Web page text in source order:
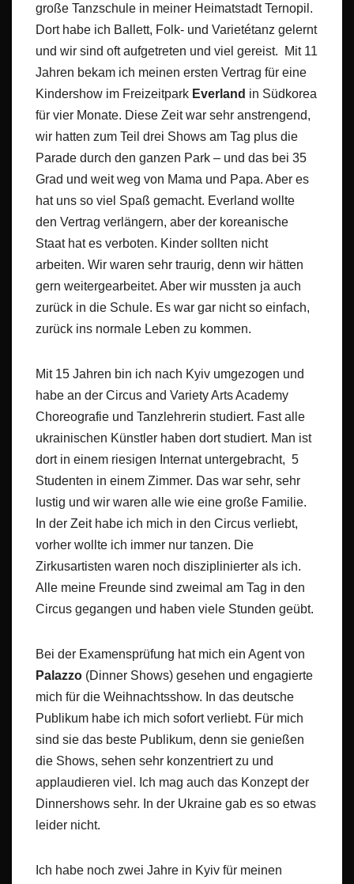
große Tanzschule in meiner Heimatstadt Ternopil.
Dort habe ich Ballett, Folk- und Varietétanz gelernt
und wir sind oft aufgetreten und viel gereist. Mit 11
Jahren bekam ich meinen ersten Vertrag für eine
Kindershow im Freizeitpark Everland in Südkorea
für vier Monate. Diese Zeit war sehr anstrengend,
wir hatten zum Teil drei Shows am Tag plus die
Parade durch den ganzen Park – und das bei 35
Grad und weit weg von Mama und Papa. Aber es
hat uns so viel Spaß gemacht. Everland wollte
den Vertrag verlängern, aber der koreanische
Staat hat es verboten. Kinder sollten nicht
arbeiten. Wir waren sehr traurig, denn wir hätten
gern weitergearbeitet. Aber wir mussten ja auch
zurück in die Schule. Es war gar nicht so einfach,
zurück ins normale Leben zu kommen.
Mit 15 Jahren bin ich nach Kyiv umgezogen und
habe an der Circus and Variety Arts Academy
Choreografie und Tanzlehrerin studiert. Fast alle
ukrainischen Künstler haben dort studiert. Man ist
dort in einem riesigen Internat untergebracht, 5
Studenten in einem Zimmer. Das war sehr, sehr
lustig und wir waren alle wie eine große Familie.
In der Zeit habe ich mich in den Circus verliebt,
vorher wollte ich immer nur tanzen. Die
Zirkusartisten waren noch disziplinierter als ich.
Alle meine Freunde sind zweimal am Tag in den
Circus gegangen und haben viele Stunden geübt.
Bei der Examensprüfung hat mich ein Agent von
Palazzo (Dinner Shows) gesehen und engagierte
mich für die Weihnachtsshow. In das deutsche
Publikum habe ich mich sofort verliebt. Für mich
sind sie das beste Publikum, denn sie genießen
die Shows, sehen sehr konzentriert zu und
applaudieren viel. Ich mag auch das Konzept der
Dinnershows sehr. In der Ukraine gab es so etwas
leider nicht.
Ich habe noch zwei Jahre in Kyiv für meinen